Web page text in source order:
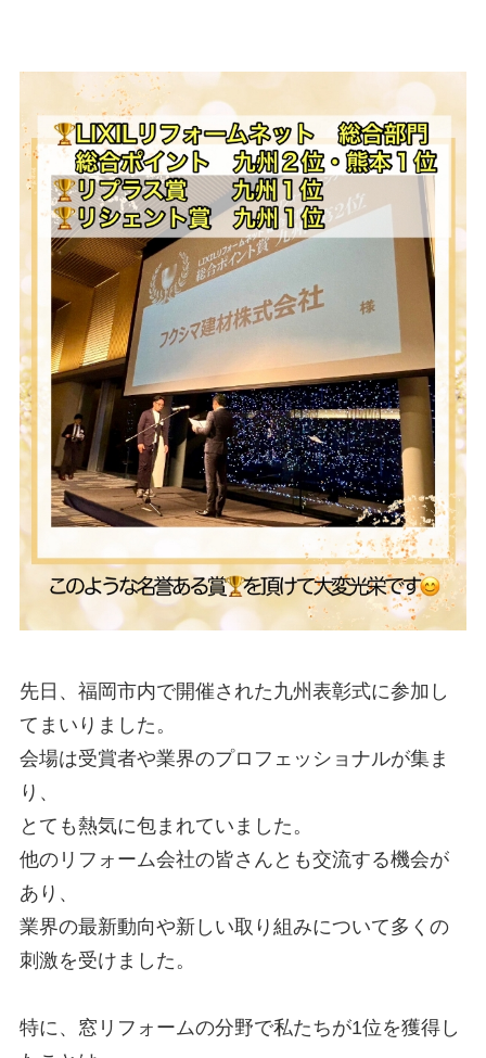
先日、福岡市内で開催された九州表彰式に参加し
てまいりました。
会場は受賞者や業界のプロフェッショナルが集ま
り、
とても熱気に包まれていました。
他のリフォーム会社の皆さんとも交流する機会が
あり、
業界の最新動向や新しい取り組みについて多くの
刺激を受けました。
特に、窓リフォームの分野で私たちが1位を獲得し